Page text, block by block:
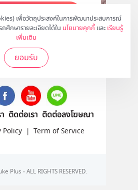
เพื่อวัตถุประสงค์ในการพัฒนาประสบการณ์
ศึกษารายละเอียดได้ใน นโยบายคุกกี้ และ เรียนรู้
เพิ่มเติม
ยอมรับ
สมัคร
ติดตามเราได้ที่
ติดต่อเรา ติดต่อลงโฆษณา
Policy | Term of Service
Plus - ALL RIGHTS RESERVED.